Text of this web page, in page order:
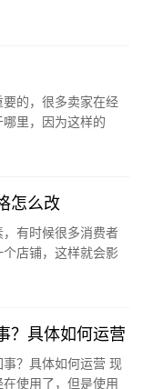
的，很多卖家在经
里，因为这样的
怎么改
有时候很多消费者
店铺，这样就会影
？具体如何运营
？具体如何运营 现
使用了，但是使用